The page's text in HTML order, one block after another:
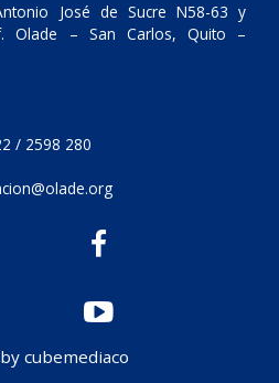
José de Sucre N58-63 y
Olade – San Carlos, Quito –
/ 2598 280
cubemediaco